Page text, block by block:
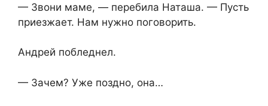
— Звони маме, — перебила Наташа. — Пусть
приезжает. Нам нужно поговорить.
Андрей побледнел.
— Зачем? Уже поздно, она…